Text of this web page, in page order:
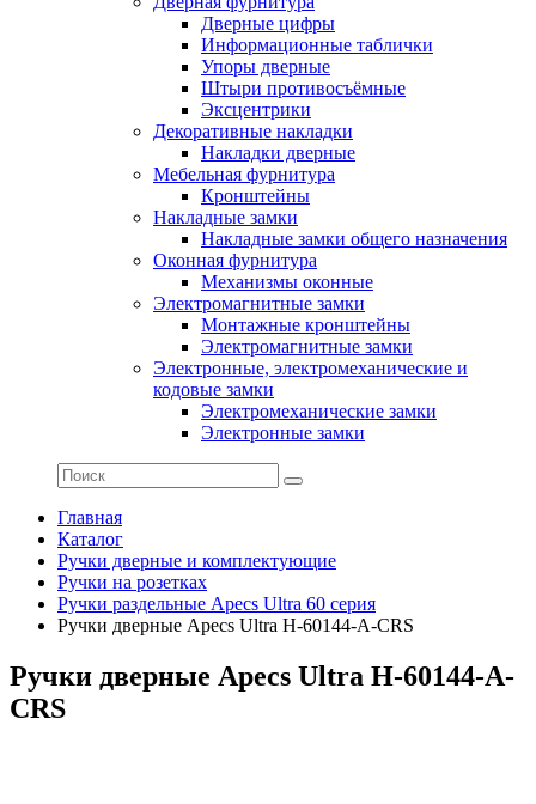
Дверные цифры
Информационные таблички
Упоры дверные
Штыри противосъёмные
Эксцентрики
Декоративные накладки
Накладки дверные
Мебельная фурнитура
Кронштейны
Накладные замки
Накладные замки общего назначения
Оконная фурнитура
Механизмы оконные
Электромагнитные замки
Монтажные кронштейны
Электромагнитные замки
Электронные, электромеханические и
кодовые замки
Электромеханические замки
Электронные замки
Главная
Каталог
Ручки дверные и комплектующие
Ручки на розетках
Ручки раздельные Apecs Ultra 60 серия
Ручки дверные Apecs Ultra H-60144-A-CRS
Ручки дверные Apecs Ultra H-60144-A-
CRS